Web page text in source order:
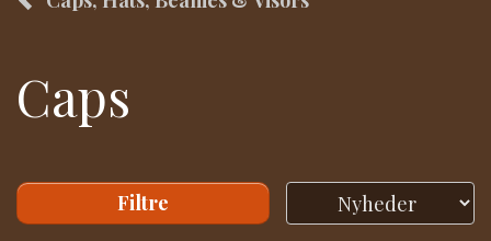
Caps
Filtre